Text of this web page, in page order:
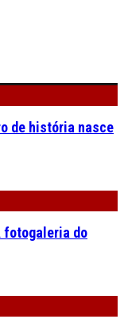
de história nasce
fotogaleria do